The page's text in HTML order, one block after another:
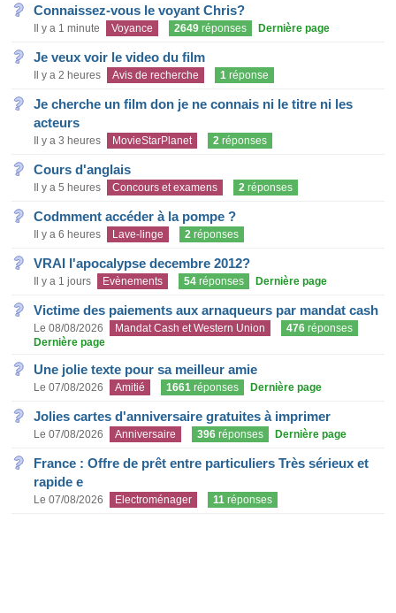
Connaissez-vous le voyant Chris?
Il y a 1 minute Voyance 2649 réponses Dernière page
Je veux voir le video du film
Il y a 2 heures Avis de recherche 1 réponse
Je cherche un film don je ne connais ni le titre ni les
acteurs
Il y a 3 heures MovieStarPlanet 2 réponses
Cours d'anglais
Il y a 5 heures Concours et examens 2 réponses
Codmment accéder à la pompe ?
Il y a 6 heures Lave-linge 2 réponses
VRAI l'apocalypse decembre 2012?
Il y a 1 jours Evènements 54 réponses Dernière page
Victime des paiements aux arnaqueurs par mandat cash
Le 08/08/2026 Mandat Cash et Western Union 476 réponses
Dernière page
Une jolie texte pour sa meilleur amie
Le 07/08/2026 Amitié 1661 réponses Dernière page
Jolies cartes d'anniversaire gratuites à imprimer
Le 07/08/2026 Anniversaire 396 réponses Dernière page
France : Offre de prêt entre particuliers Très sérieux et
rapide e
Le 07/08/2026 Electroménager 11 réponses